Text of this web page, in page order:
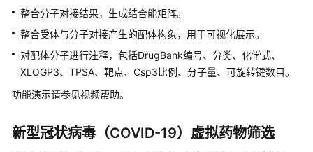
品
介
绍
快
入
整合分子对接结果，生成结合能矩阵。
整合受体与分子对接产生的配体构象，用于可视化展示。
对配体分子进行注释，包括DrugBank编号、分类、化学式、
XLOGP3、TPSA、靶点、Csp3比例、分子量、可旋转键数目。
功能演示请参见视频帮助。
新型冠状病毒（COVID-19）虚拟药物筛选